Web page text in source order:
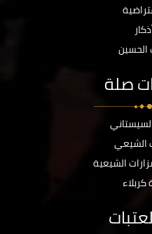
صلة
الشيعي
الشيعية